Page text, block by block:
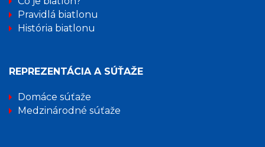
Pravidlá biatlonu
História biatlonu
REPREZENTÁCIA A SÚŤAŽE
Domáce súťaže
Medzinárodné súťaže